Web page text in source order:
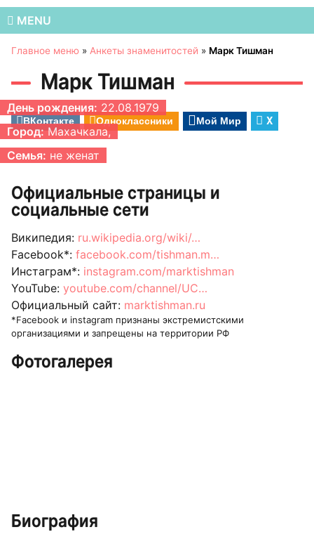
MENU
Главное меню » Анкеты знаменитостей » Марк Тишман
Марк Тишман
ВКонтакте Одноклассники Мой Мир X
День рождения: 22.08.1979
Город: Махачкала,
Семья: не женат
Официальные страницы и
социальные сети
Википедия: ru.wikipedia.org/wiki/…
Facebook*: facebook.com/tishman.m…
Инстаграм*: instagram.com/marktishman
YouTube: youtube.com/channel/UC…
Официальный сайт: marktishman.ru
*Facebook и instagram признаны экстремистскими
организациями и запрещены на территории РФ
Фотогалерея
Биография